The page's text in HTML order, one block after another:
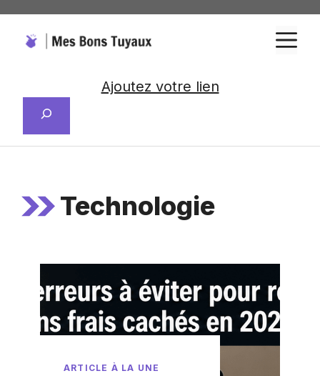
Aller
contenu
Ajoutez votre lien
Technologie
ARTICLE À LA UNE